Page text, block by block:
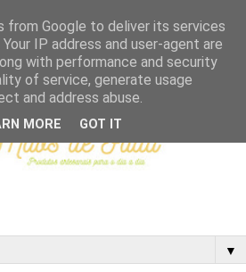
▼
from Google to deliver its services
IP address and user-agent are
with performance and security
of service, generate usage
and address abuse.
MORE GOT IT